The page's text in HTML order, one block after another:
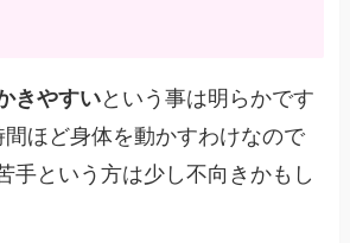
きやすいという事は明らかです
ほど身体を動かすわけなので
手という方は少し不向きかもし